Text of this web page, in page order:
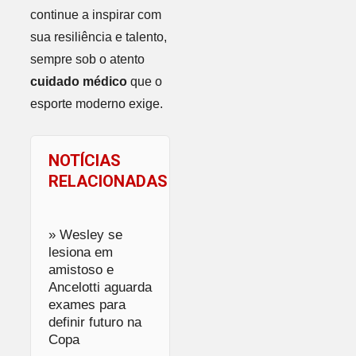
continue a inspirar com
sua resiliência e talento,
sempre sob o atento
cuidado médicoque o
esporte moderno exige.
NOTÍCIAS
RELACIONADAS
» Wesley se
lesiona em
amistoso e
Ancelotti aguarda
exames para
definir futuro na
Copa